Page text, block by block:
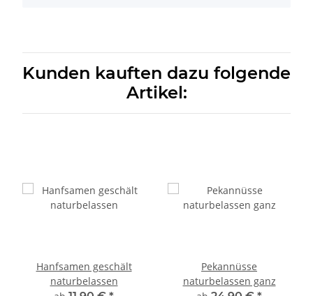
Kunden kauften dazu folgende
Artikel:
Hanfsamen geschält
naturbelassen
Pekannüsse
naturbelassen ganz